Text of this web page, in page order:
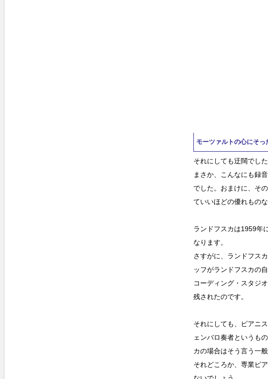
モーツァルトの心にそっ
それにしても迂闊でした
まさか、こんなにも録
でした。おまけに、そ
ていいほどの優れもの
ランドフスカは1959年
なります。
さすがに、ランドフス
ッフがランドフスカの
コーディング・スタジ
残されたのです。
それにしても、ピアニ
ェンバロ奏者というも
カの場合はそう言う一
それどころか、専業ピ